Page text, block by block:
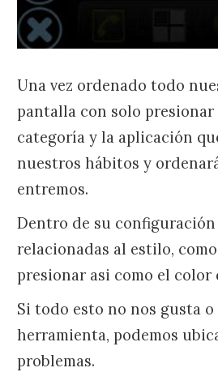
Una vez ordenado todo
pantalla con solo
categoría y la aplicación
nuestros hábitos y
entremos.
Dentro de su
relacionadas al estilo,
presionar asi como el
Si todo esto no nos gusta
herramienta, podemos
problemas.